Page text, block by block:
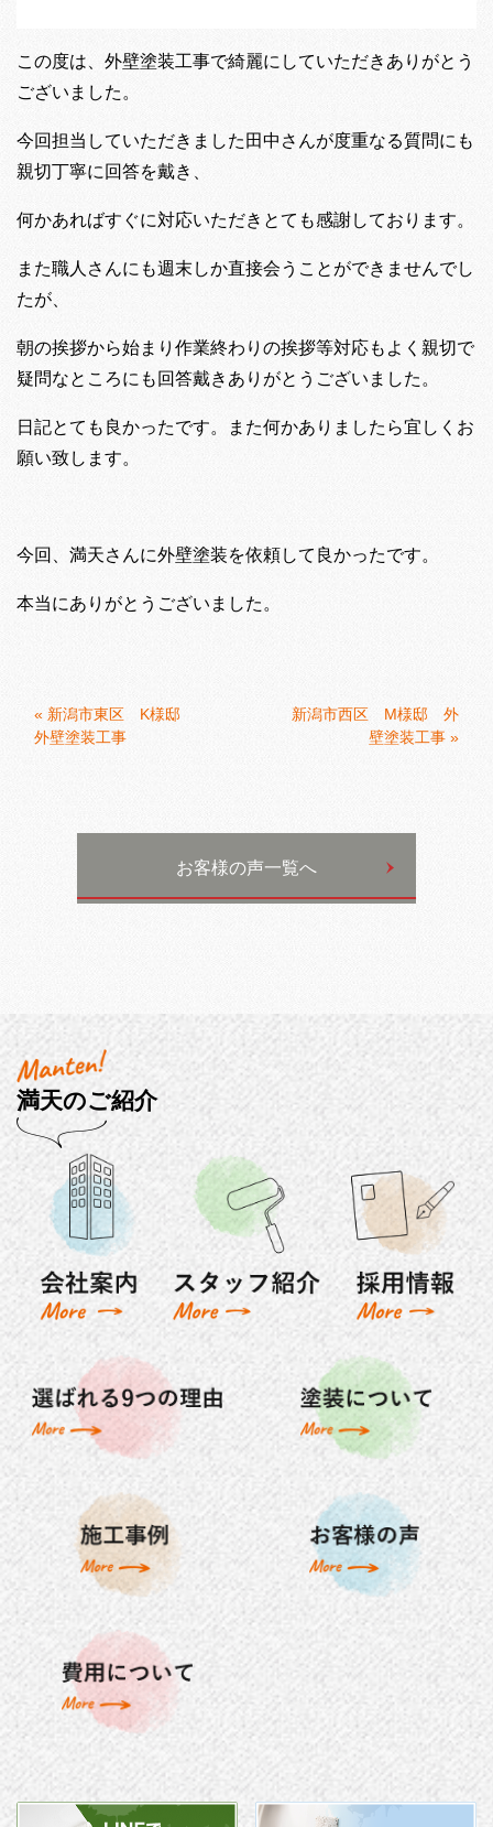
この度は、外壁塗装工事で綺麗にしていただきありがとう
ございました。
今回担当していただきました田中さんが度重なる質問にも
親切丁寧に回答を戴き、
何かあればすぐに対応いただきとても感謝しております。
また職人さんにも週末しか直接会うことができませんでし
たが、
朝の挨拶から始まり作業終わりの挨拶等対応もよく親切で
疑問なところにも回答戴きありがとうございました。
日記とても良かったです。また何かありましたら宜しくお
願い致します。
今回、満天さんに外壁塗装を依頼して良かったです。
本当にありがとうございました。
« 新潟市東区 K様邸
外壁塗装工事
新潟市西区 M様邸 外
壁塗装工事 »
お客様の声一覧へ
満天のご紹介